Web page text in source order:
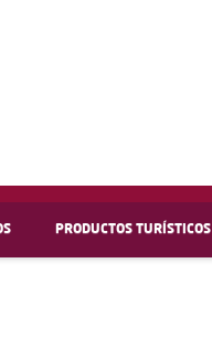
PRODUCTOS TURÍSTICOS